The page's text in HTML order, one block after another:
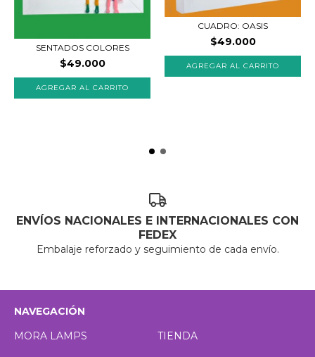
SENTADOS COLORES
$49.000
AGREGAR AL CARRITO
CUADRO: OASIS
$49.000
ENVÍOS NACIONALES E INTERNACIONALES CON
FEDEX
Embalaje reforzado y seguimiento de cada envío.
NAVEGACIÓN
MORA LAMPS
TIENDA